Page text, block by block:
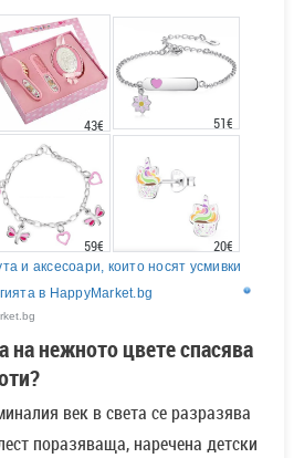
43€ 51€
59€ 20€
и аксесоари, които носят усмивки
в HappyMarket.bg
на нежното цвете спасява
век в света се разразява
поразяваща, наречена детски